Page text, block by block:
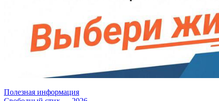
Полезная информация